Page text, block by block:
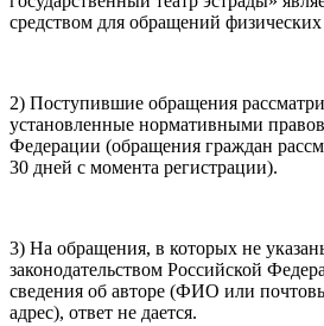
правила возвратабилетов, а также
театра.
Я ознакомлен(-а) с
«УГТЭ» в отношении обработки
(политикой конфиденциальности)
своё согласие на обработку своих
покупаю билет(-ы) для лиц,
категории мероприятия.
Подтвердить
средством для обращений
2) Поступившие обращения
установленные нормативными
Федерации (обращения граждан
30 дней с момента регистрации).
3) На обращения, в которых не
законодательством Российской
сведения об авторе (ФИО или
адрес), ответ не дается.